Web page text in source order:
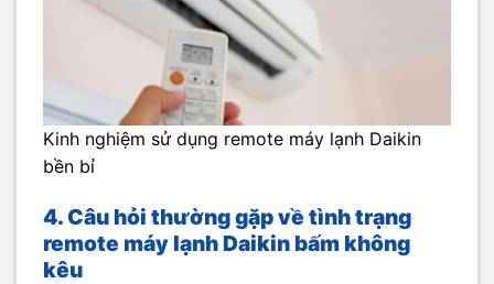
Kinh nghiệm sử dụng remote máy lạnh Daikin
bền bỉ
4. Câu hỏi thường gặp về tình trạng
remote máy lạnh Daikin bấm không
kêu